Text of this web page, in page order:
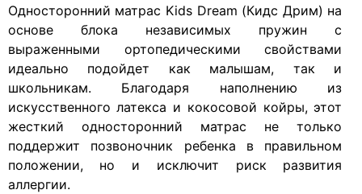
Односторонний матрас Kids Dream (Кидс Дрим) на
основе блока независимых пружин с
выраженными ортопедическими свойствами
идеально подойдет как малышам, так и
школьникам. Благодаря наполнению из
искусственного латекса и кокосовой койры, этот
жесткий односторонний матрас не только
поддержит позвоночник ребенка в правильном
положении, но и исключит риск развития
аллергии.